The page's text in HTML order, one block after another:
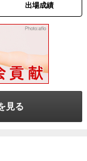
出場成績
見る